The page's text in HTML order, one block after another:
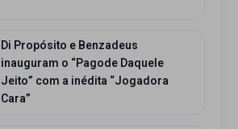
Di Propósito e Benzadeus
inauguram o “Pagode Daquele
Jeito” com a inédita “Jogadora
Cara”